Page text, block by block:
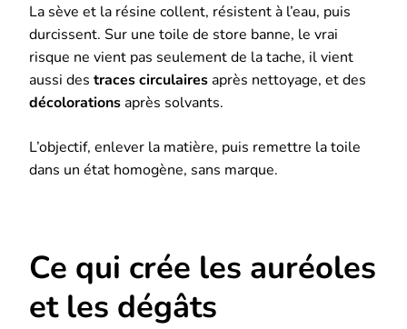
La sève et la résine collent, résistent à l’eau, puis
durcissent. Sur une toile de store banne, le vrai
risque ne vient pas seulement de la tache, il vient
aussi des traces circulairesaprès nettoyage, et des
décolorationsaprès solvants.
L’objectif, enlever la matière, puis remettre la toile
dans un état homogène, sans marque.
Ce qui crée les auréoles
et les dégâts